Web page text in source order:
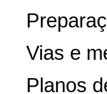
Vias e
Planos